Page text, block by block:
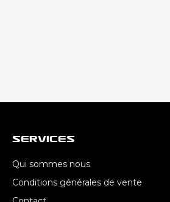
Services
Qui sommes nous
Conditions générales de vente